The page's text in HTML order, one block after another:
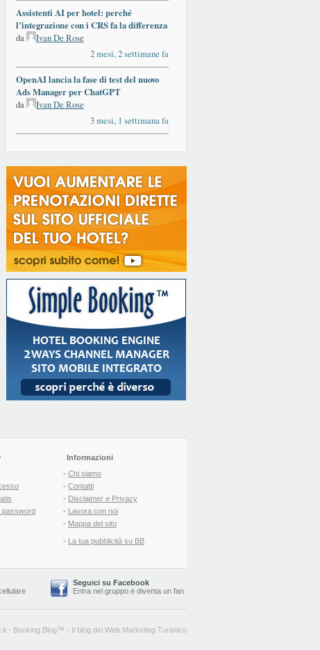
Assistenti AI per hotel: perché
l’integrazione con i CRS fa la differenza
da
Ivan De Rose
2 mesi, 2 settimane fa
OpenAI lancia la fase di test del nuovo
Ads Manager per ChatGPT
da
Ivan De Rose
3 mesi, 1 settimana fa
password
Informazioni
- Chi siamo
- Contatti
- Disclaimer e Privacy
- Lavora con noi
- Mappa del sito
- La tua pubblicità su BB
Seguici su Facebook
Entra nel gruppo e diventa un fan
- Booking Blog™ - Il blog del Web Marketing Turistico